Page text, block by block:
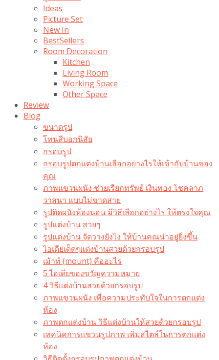
Ideas
Picture Set
New In
BestSellers
Room Decoration
Kitchen
Living Room
Working Space
Other Space
Review
Blog
ขนาดรูป
โทนสีบอกนิสัย
กรอบรูป
กรอบรูปตกแต่งบ้านเลือกอย่างไรให้เข้ากับบ้านของ
คุณ
ภาพแขวนผนัง ช่วยเรียกทรัพย์ เงินทอง โชคลาภ
วาสนา แบบไม่ขาดสาย
รูปติดผนังห้องนอน มีวิธีเลือกอย่างไร ให้ตรงใจคุณ
รูปแต่งบ้าน สวยๆ
รูปแต่งบ้าน จัดวางยังไง ให้บ้านคุณน่าอยู่ยิ่งขึ้น
ไอเดียเด็ดๆแต่งบ้านสวยด้วยกรอบรูป
เม้าท์ (mount) คืออะไร​
5 ไอเดียของขวัญความหมาย
4 วิธีแต่งบ้านสวยด้วยกรอบรูป
ภาพแขวนผนัง เพื่อความประทับใจในการตกแต่ง
ห้อง
ภาพตกแต่งบ้าน วิธีแต่งบ้านให้สวยด้วยกรอบรูป
เทคนิคการแขวนรูปภาพ เพิ่มสไตล์ในการตกแต่ง
ห้อง